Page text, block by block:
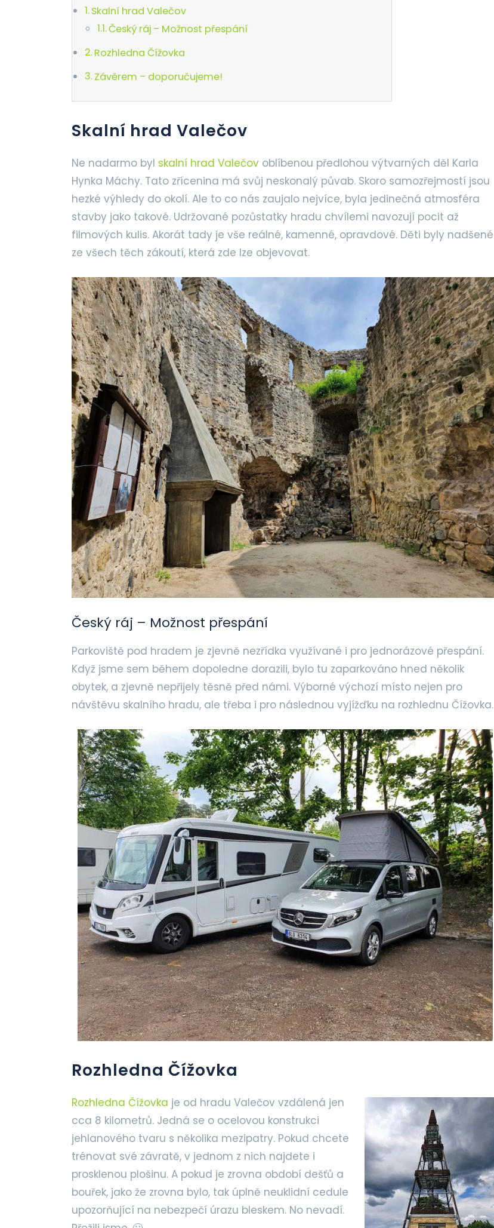
Skalní hrad Valečov
Český ráj – Možnost přespání
Rozhledna Čížovka
Závěrem – doporučujeme!
Skalní hrad Valečov
Ne nadarmo byl skalní hrad Valečov oblíbenou předlohou výtvarných děl Karla
Hynka Máchy. Tato zřícenina má svůj neskonalý půvab. Skoro samozřejmostí jsou
hezké výhledy do okolí. Ale to co nás zaujalo nejvíce, byla jedinečná atmosféra
stavby jako takové. Udržované pozůstatky hradu chvílemi navozují pocit až
filmových kulis. Akorát tady je vše reálné, kamenné, opravdové. Děti byly nadšené
ze všech těch zákoutí, která zde lze objevovat.
Český ráj – Možnost přespání
Parkoviště pod hradem je zjevně nezřídka využívané i pro jednorázové přespání.
Když jsme sem během dopoledne dorazili, bylo tu zaparkováno hned několik
obytek, a zjevně nepřijely těsně před námi. Výborné výchozí místo nejen pro
návštěvu skalního hradu, ale třeba i pro následnou vyjížďku na rozhlednu Čížovka.
Rozhledna Čížovka
Rozhledna Čížovka je od hradu Valečov vzdálená jen
cca 8 kilometrů. Jedná se o ocelovou konstrukci
jehlanového tvaru s několika mezipatry. Pokud chcete
trénovat své závratě, v jednom z nich najdete i
prosklenou plošinu. A pokud je zrovna období dešťů a
bouřek, jako že zrovna bylo, tak úplně neuklidní cedule
upozorňující na nebezpečí úrazu bleskem. No nevadí.